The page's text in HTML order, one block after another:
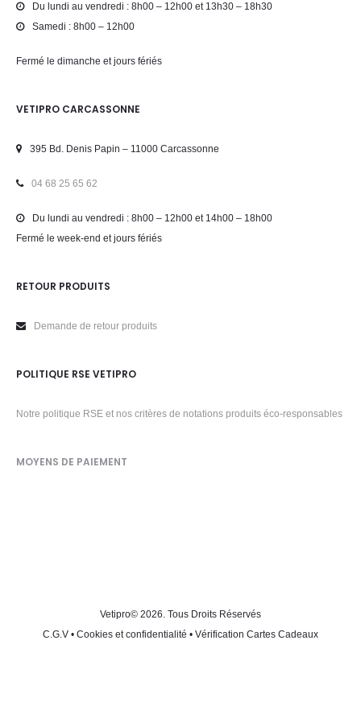
Du lundi au vendredi : 8h00 – 12h00 et 13h30 – 18h30
Samedi : 8h00 – 12h00
Fermé le dimanche et jours fériés
VETIPRO CARCASSONNE
395 Bd. Denis Papin – 11000 Carcassonne
04 68 25 65 62
Du lundi au vendredi : 8h00 – 12h00 et 14h00 – 18h00
Fermé le week-end et jours fériés
RETOUR PRODUITS
Demande de retour produits
POLITIQUE RSE VETIPRO
Notre politique RSE et nos critères de notations produits éco-responsables
MOYENS DE PAIEMENT
Vetipro© 2026. Tous Droits Réservés
C.G.V • Cookies et confidentialité • Vérification Cartes Cadeaux